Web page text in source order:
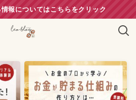
報についてはこちらをクリック